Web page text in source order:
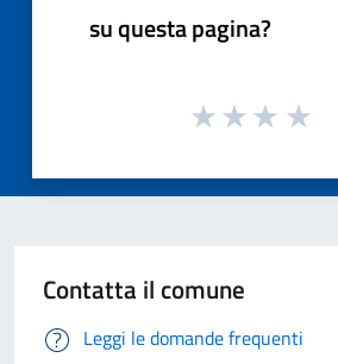
su questa pagina?
Contatta il comune
Leggi le domande frequenti